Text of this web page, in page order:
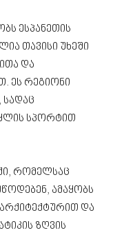
ესპანეთის
თავისი უხეში
და
ეს რეგიონი
სპორტით
რომელსაც
ამაყობს
არქიტექტურით და
ზღვის